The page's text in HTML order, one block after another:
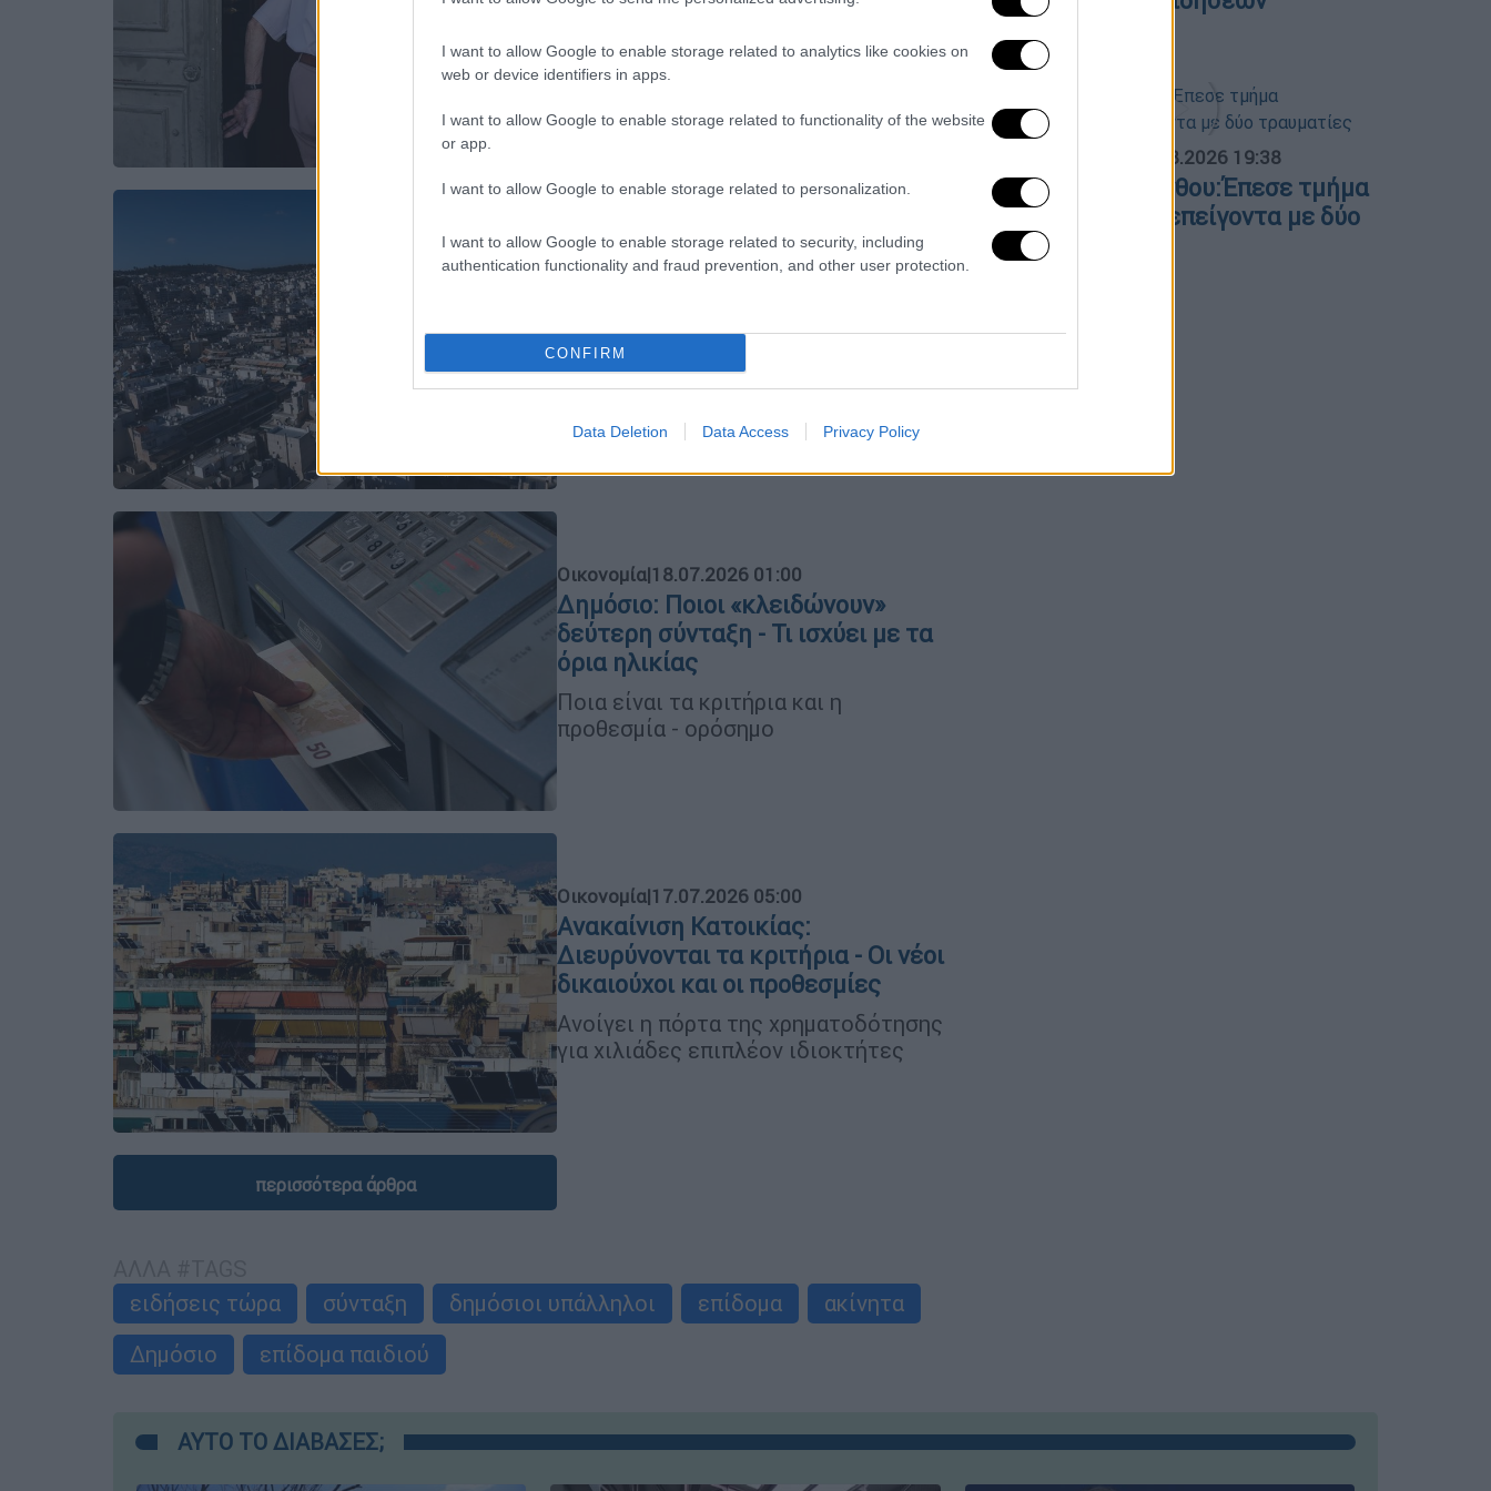
I want to allow Google to enable storage related to analytics like cookies on
web or device identifiers in apps.
I want to allow Google to enable storage related to functionality of the website
or app.
I want to allow Google to enable storage related to personalization.
I want to allow Google to enable storage related to security, including
authentication functionality and fraud prevention, and other user protection.
CONFIRM
Data Deletion Data Access Privacy Policy
Ποια είναι τα κριτήρια και η
προθεσμία - ορόσημο
Οικονομία|18.07.2026 05:00
Ανακαίνιση Κατοικίας:
δικαιούχοι και οι προθεσμίες
Ανοίγει η πόρτα της χρηματοδότησης
Οικονομία|18.07.2026 01:00
Δημόσιο: Ποιοι «κλειδώνουν»
δεύτερη σύνταξη - Τι ισχύει με τα
όρια ηλικίας
Ποια είναι τα κριτήρια και η
προθεσμία - ορόσημο
Οικονομία|17.07.2026 05:00
Ανακαίνιση Κατοικίας:
Διευρύνονται τα κριτήρια - Οι νέοι
δικαιούχοι και οι προθεσμίες
Ανοίγει η πόρτα της χρηματοδότησης
για χιλιάδες επιπλέον ιδιοκτήτες
περισσότερα άρθρα
ειδήσεις τώρα
σύνταξη δημόσιοι υπάλληλοι επίδομα
ακίνητα
Δημόσιο
επίδομα παιδιού
05.08.2026 19:38
Νοσοκομείο Κορίνθου:Έπεσε τμήμα
ψευδοροφής στα επείγοντα με δύο
τραυματίες
ΑΥΤΟ ΤΟ ΔΙΑΒΑΣΕΣ;